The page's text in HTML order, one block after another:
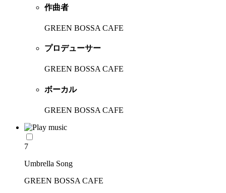
作曲者
GREEN BOSSA CAFE
プロデューサー
GREEN BOSSA CAFE
ボーカル
GREEN BOSSA CAFE
7
Umbrella Song
GREEN BOSSA CAFE